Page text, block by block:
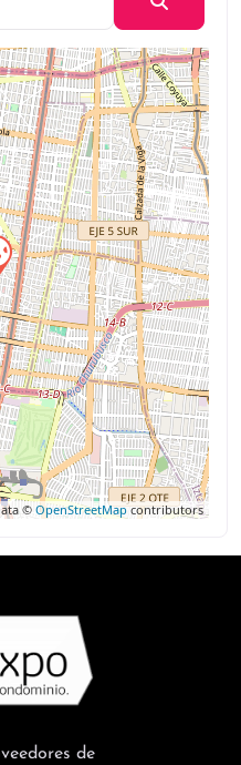
© OpenStreetMapcontributors
de